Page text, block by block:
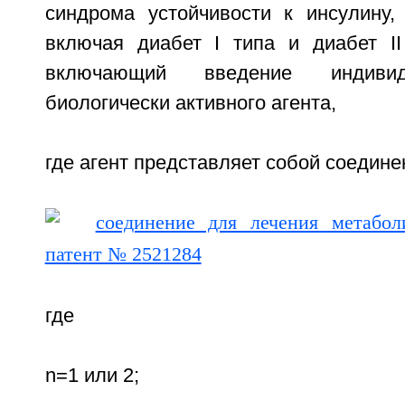
синдрома устойчивости к
включая диабет I типа и диабет
включающий введение
биологически активного агента,
где агент представляет собой
где
n=1 или 2;